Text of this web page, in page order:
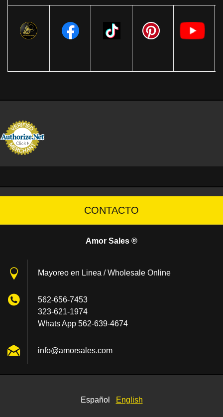
CONTACTO
Amor Sales ®
Mayoreo en Linea / Wholesale Online
562-656-7453
323-621-1974
Whats App 562-639-4674
info@amorsales.com
Español English